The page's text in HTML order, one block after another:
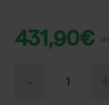
431,90€